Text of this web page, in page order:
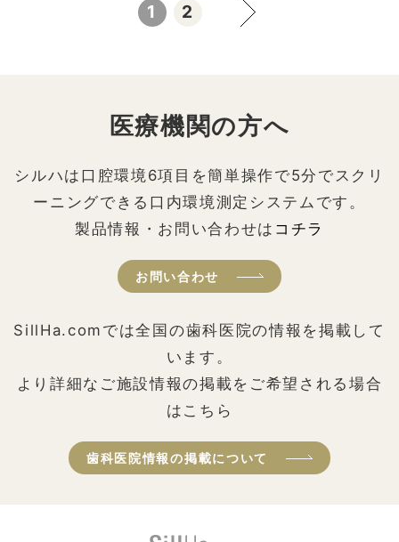
1 2
医療機関の方へ
シルハは口腔環境6項目を簡単操作で5分でスクリ
ーニングできる口内環境測定システムです。
製品情報・お問い合わせは コチラ
お問い合わせ
SillHa.comでは全国の歯科医院の情報を掲載して
います。
より詳細なご施設情報の掲載をご希望される場合
はこちら
歯科医院情報の掲載について